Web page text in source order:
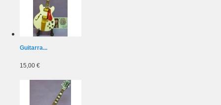
Guitarra...
15,00 €